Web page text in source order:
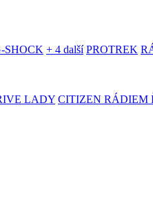
SHOCK + 4 další PROTREK
LADY CITIZEN RÁDIEM